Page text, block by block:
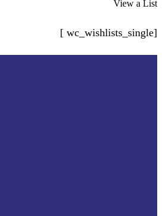
View a List
[wc_wishlists_single ]